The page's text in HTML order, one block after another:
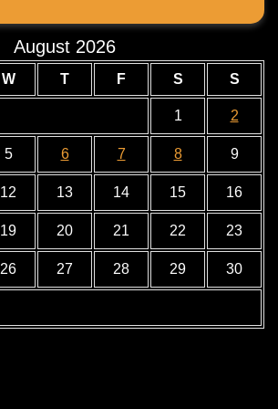
August 2026
W T F S S
1 2
5 6 7 8 9
12 13 14 15 16
19 20 21 22 23
26 27 28 29 30